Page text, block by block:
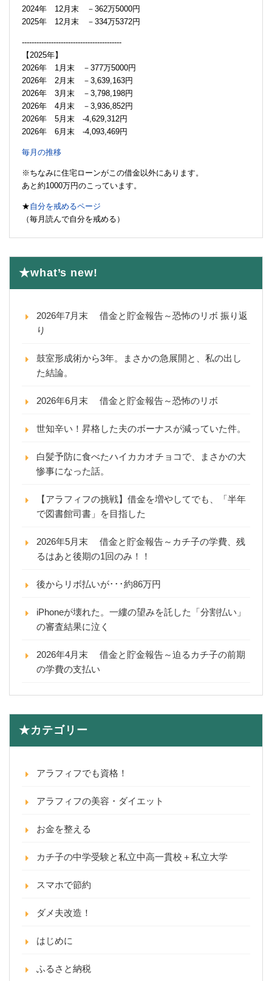
2024年 12月末 －362万5000円
2025年 12月末 －334万5372円
-----------------------------------------
【2025年】
2026年 1月末 －377万5000円
2026年 2月末 －3,639,163円
2026年 3月末 －3,798,198円
2026年 4月末 －3,936,852円
2026年 5月末 -4,629,312円
2026年 6月末 -4,093,469円
毎月の推移
※ちなみに住宅ローンがこの借金以外にあります。
あと約1000万円のこっています。
★自分を戒めるページ
（毎月読んで自分を戒める）
★what’s new!
2026年7月末 借金と貯金報告～恐怖のリボ 振り返
り
鼓室形成術から3年。まさかの急展開と、私の出し
た結論。
2026年6月末 借金と貯金報告～恐怖のリボ
世知辛い！昇格した夫のボーナスが減っていた件。
白髪予防に食べたハイカカオチョコで、まさかの大
惨事になった話。
【アラフィフの挑戦】借金を増やしてでも、「半年
で図書館司書」を目指した
2026年5月末 借金と貯金報告～カチ子の学費、残
るはあと後期の1回のみ！！
後からリボ払いが･･･約86万円
iPhoneが壊れた。一縷の望みを託した「分割払い」
の審査結果に泣く
2026年4月末 借金と貯金報告～迫るカチ子の前期
の学費の支払い
★カテゴリー
アラフィフでも資格！
アラフィフの美容・ダイエット
お金を整える
カチ子の中学受験と私立中高一貫校＋私立大学
スマホで節約
ダメ夫改造！
はじめに
ふるさと納税